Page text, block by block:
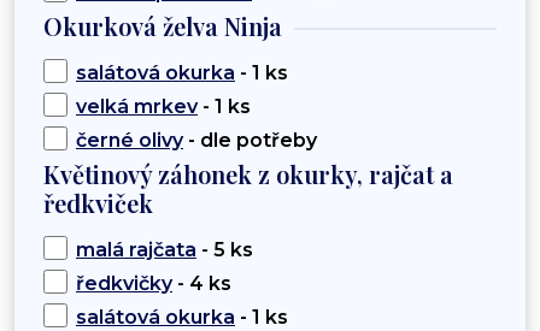
Okurková želva Ninja
salátová okurka - 1 ks
velká mrkev- 1 ks
černé olivy- dle potřeby
Květinový záhonek z okurky, rajčat a
ředkviček
malá rajčata - 5 ks
ředkvičky- 4 ks
salátová okurka - 1 ks